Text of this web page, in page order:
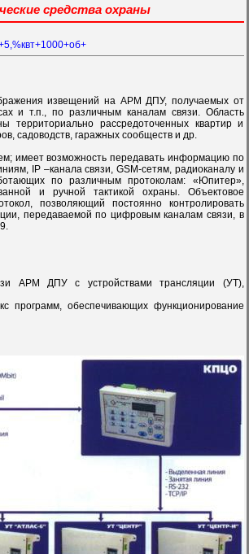
средства охраны
извещений на АРМ ДПУ, получаемых от
и т.п., по различным каналам связи. Область
рассредоточенных квартир и
садоводств, гаражных сообществ и др.
имеет возможность передавать информацию по
IP –канала связи, GSM-сетям, радиоканалу и
по различным протоколам: «Юпитер»,
и ручной тактикой охраны. Объектовое
позволяющий постоянно контролировать
передаваемой по цифровым каналам связи, в
АРМ ДПУ с устройствами трансляции (УТ),
обеспечивающих функционирование